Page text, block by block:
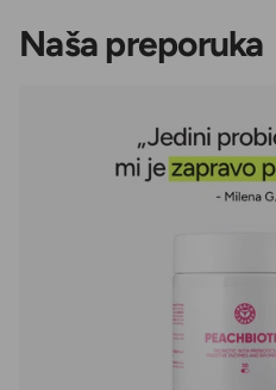
Naša preporuka